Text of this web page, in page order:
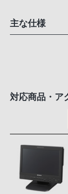
主な仕様
対応商品・ア